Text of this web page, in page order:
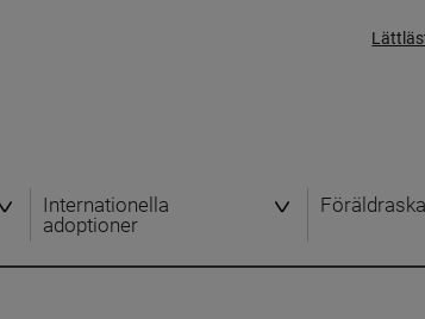
Internationella
adoptioner